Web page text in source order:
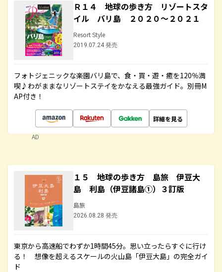
Ｒ１４ 地球の歩き方 リゾートスタ
イル バリ島 ２０２０～２０２１
Resort Style
2019.07.24 発売
フォトジェニックな楽園バリ島で、食・買・遊・癒を120％満
喫♪わがままなリゾートステイをかなえる最強ガイド。別冊M
AP付き！
詳細を見る
AD
１５ 地球の歩き方 島旅 伊豆大
島 利島（伊豆諸島①）３訂版
島旅
2026.08.28 発売
東京から高速船でわずか1時間45分。思い立ったらすぐに行け
る！ 想像を超えるスケールの火山島「伊豆大島」の完全ガイ
ド